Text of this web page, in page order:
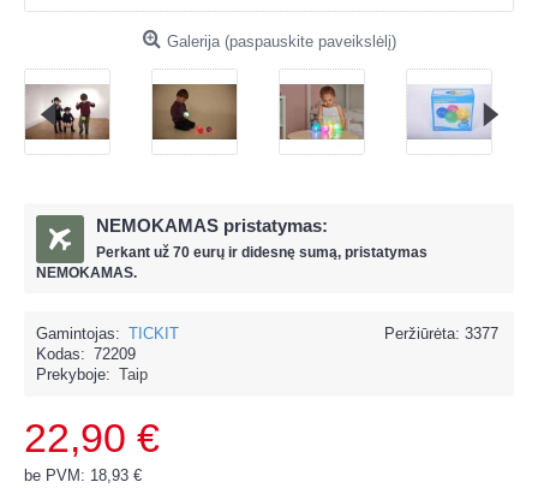
Galerija (paspauskite paveikslėlį)
NEMOKAMAS pristatymas:
Perkant už 70 eurų ir didesnę sumą, pristatymas
NEMOKAMAS.
Peržiūrėta: 3377
Gamintojas: TICKIT
Kodas: 72209
Prekyboje: Taip
22,90 €
be PVM: 18,93 €